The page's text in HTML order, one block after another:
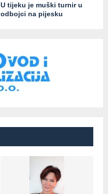
U tijeku je muški turnir u
odbojci na pijesku